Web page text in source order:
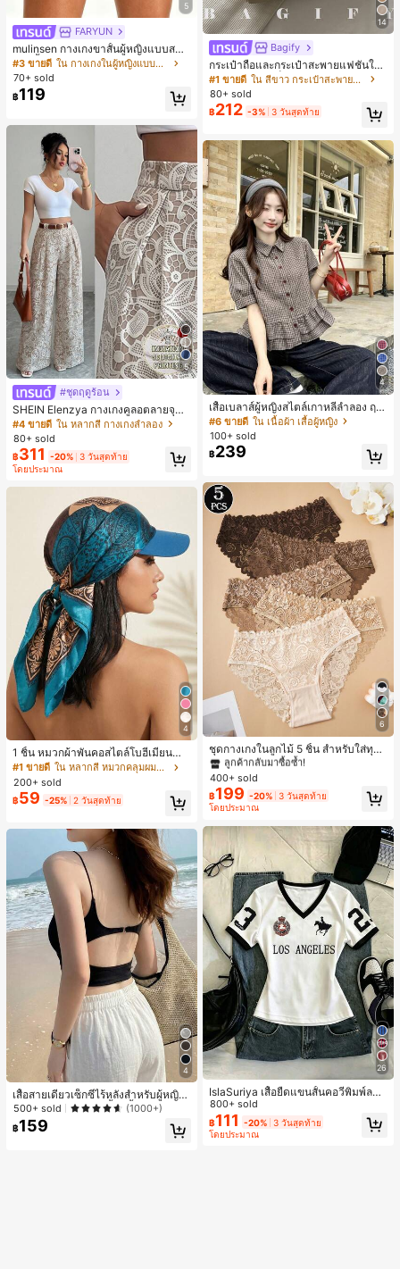
5
FARYUN
mulinsen กางเกงขาสั้นผู้หญิงแบบสบา
ยๆ สีพื้น หลวม อเนกประสงค์ กางเกงขา
สั้นกีฬา 2-In-1 สำหรับวิ่ง ฟิตเนส และก
ารฝึกซ้อมกีฬาในฤดูร้อน
#3 ขายดี
ใน กางเกงในผู้หญิงแบบแอคทีฟ
70+ sold
฿119
5
#ชุดฤดูร้อน
SHEIN Elenzya กางเกงคูลอตลายจุดเ
อวสูงแบบใหม่สำหรับฤดูใบไม้ผลิ/ฤดูร้อ
น, สไตล์หรูหราเหมาะสำหรับใส่ในชีวิต
ประจำวันและทำงาน, ให้ความรู้สึกวินเ
ทจสำหรับฤดูรับปริญญา, เทศกาลดนตร
ี, การแข่งม้าดาร์บี้, วันประกาศอิสรภาพ
#4 ขายดี ใน หลากสี กางเกงลำลอง
80+ sold
฿311 -20% 3 วันสุดท้าย
โดยประมาณ
4
1 ชิ้น หมวกผ้าพันคอสไตล์โบฮีเมียนสำ
หรับผู้หญิง ลายเสือดาว/ลายเพสลีย์ ผ้า
ซาติน หมวกปีกสามเหลี่ยมผ้าไหม หมว
กกันแดดสำหรับฤดูร้อน เหมาะสำหรับวั
นหยุดพักผ่อนชายหาดในฤดูร้อน สไตล์
#1 ขายดี
ใน หลากสี หมวกคลุมผมผู้หญิง
200+ sold
฿59 -25% 2 วันสุดท้าย
4
เสื้อสายเดี่ยวเซ็กซี่ไร้หลังสำหรับผู้หญิง
พร้อมบราแบบมีฟองน้ำ, เสื้อกล้ามแขน
กุด, เสื้อลำลองสีดำสำหรับฤดูร้อน
500+ sold (1000+)
฿159
14
Bagify
กระเป๋าถือและกระเป๋าสะพายแฟชั่นให
ม่ ตกแต่งด้วยเข็มขัด เหมาะสำหรับงาน
ปาร์ตี้ การรวมตัว การออกไปข้างนอก ก
ารท่องเที่ยว การช้อปปิ้ง และการใช้งาน
ประจำวัน สามารถเก็บเหรียญ โทรศัพท์
านออฟฟิศ นักศึกษามหาวิทยาลัย และ
พนักงานออฟฟิศ กระเป๋าผู้หญิงที่หรูหรา
#1 ขายดี
ใน สีขาว กระเป๋าสะพายผู้หญิง
80+ sold
฿212 -3% 3 วันสุดท้าย
4
เสื้อเบลาส์ผู้หญิงสไตล์เกาหลีลำลอง ฤดู
ใบไม้ผลิ/ฤดูร้อนใหม่ ชายระบาย ชิคแล
ะหรูหรา
#6 ขายดี ใน เนื้อผ้า เสื้อผู้หญิง
100+ sold
฿239
6
ชุดกางเกงในลูกไม้ 5 ชิ้น สำหรับใส่ทุกวั
น
#1 ขายดี
ลูกค้ากลับมาซื้อซ้ำ!
#1 ขายดี
ลูกค้ากลับมาซื้อซ้ำ!
#1 ขายดี
ลูกค้ากลับมาซื้อซ้ำ!
#1 ขายดี
ลูกค้ากลับมาซื้อซ้ำ!
400+ sold
฿199 -20% 3 วันสุดท้าย
โดยประมาณ
26
IslaSuriya เสื้อยืดแขนสั้นคอวีพิมพ์ลาย
สีตัดกันสำหรับผู้หญิง
800+ sold
฿111 -20% 3 วันสุดท้าย
โดยประมาณ